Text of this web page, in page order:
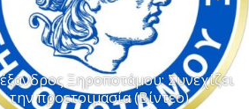
Ξηροποτάμου: Συνεχίζει
την προετοιμασία (Βίντεο)